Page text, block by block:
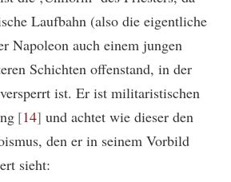
Laufbahn (also die eigentliche
Napoleon auch einem jungen
Schichten offenstand, in der
ist. Er ist militaristischen
14 und achtet wie dieser den
den er in seinem Vorbild
sieht: